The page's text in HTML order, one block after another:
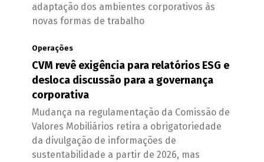
adaptação dos ambientes corporativos às
novas formas de trabalho
Operações
CVM revê exigência para relatórios ESG e
desloca discussão para a governança
corporativa
Mudança na regulamentação da Comissão de
Valores Mobiliários retira a obrigatoriedade
da divulgação de informações de
sustentabilidade a partir de 2026, mas